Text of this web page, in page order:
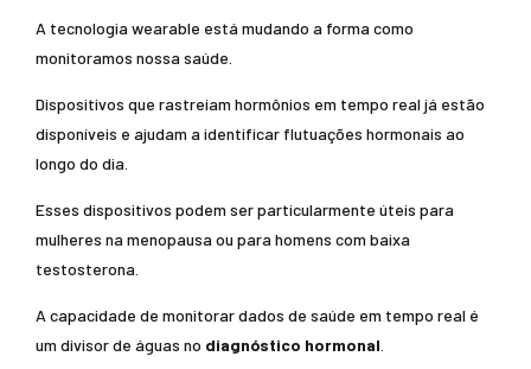
A tecnologia wearable está mudando a forma como
monitoramos nossa saúde.
Dispositivos que rastreiam hormônios em tempo real já estão
disponíveis e ajudam a identificar flutuações hormonais ao
longo do dia.
Esses dispositivos podem ser particularmente úteis para
mulheres na menopausa ou para homens com baixa
testosterona.
A capacidade de monitorar dados de saúde em tempo real é
um divisor de águas no diagnóstico hormonal